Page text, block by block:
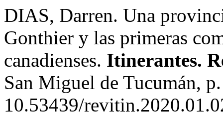
DIAS, Darren. Una
Gonthier y las primeras
canadienses. Itinerantes.
San Miguel de Tucumán,
10.53439/